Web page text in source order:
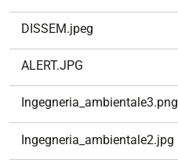
DISSEM.jpeg
ALERT.JPG
Ingegneria_ambientale3.png
Ingegneria_ambientale2.jpg